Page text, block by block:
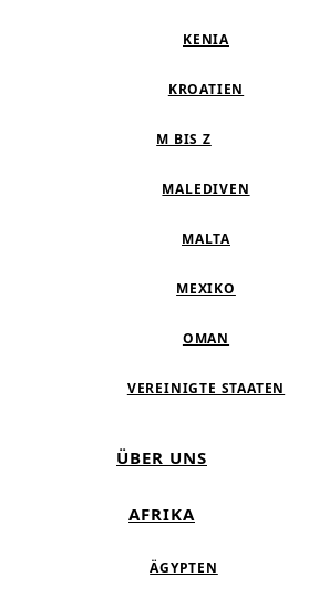
KENIA
KROATIEN
M BIS Z
MALEDIVEN
MALTA
MEXIKO
OMAN
VEREINIGTE STAATEN
ÜBER UNS
AFRIKA
ÄGYPTEN